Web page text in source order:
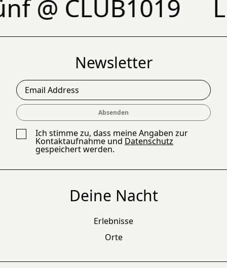
CLUB1019
Newsletter
Email Address
Absenden
Ich stimme zu, dass meine Angaben zur
Kontaktaufnahme und Datenschutz
gespeichert werden.
Deine Nacht
Erlebnisse
Orte